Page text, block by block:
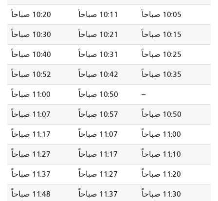
10:05 صباحاً 10:11 صباحاً 10:20 صباحاً
10:15 صباحاً 10:21 صباحاً 10:30 صباحاً
10:25 صباحاً 10:31 صباحاً 10:40 صباحاً
10:35 صباحاً 10:42 صباحاً 10:52 صباحاً
-- 10:50 صباحاً 11:00 صباحاً
10:50 صباحاً 10:57 صباحاً 11:07 صباحاً
11:00 صباحاً 11:07 صباحاً 11:17 صباحاً
11:10 صباحاً 11:17 صباحاً 11:27 صباحاً
11:20 صباحاً 11:27 صباحاً 11:37 صباحاً
11:30 صباحاً 11:37 صباحاً 11:48 صباحاً